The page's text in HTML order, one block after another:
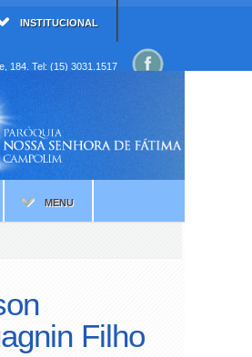
INSTITUCIONAL
184. Tel: (15) 3031.1517
MENU
Filho